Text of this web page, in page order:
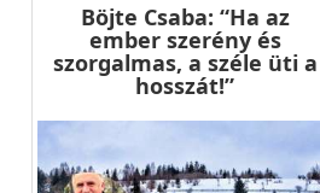
Böjte Csaba: “Ha az
ember szerény és
szorgalmas, a széle üti a
hosszát!”